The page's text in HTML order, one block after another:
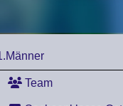
Team